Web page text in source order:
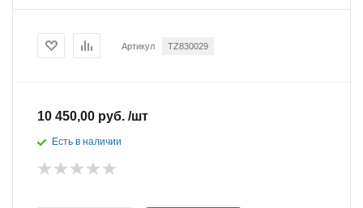
Артикул ТZ830029
10 450,00 руб. /шт
Есть в наличии